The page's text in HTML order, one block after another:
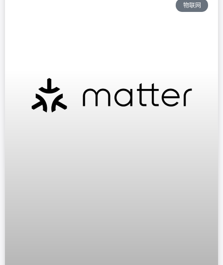
物联网